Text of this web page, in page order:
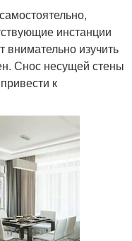
инстанции
изучить
Снос несущей стены
к